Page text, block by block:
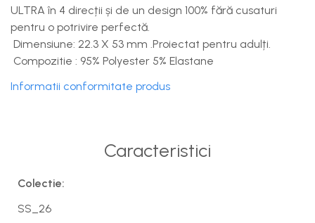
ULTRA în 4 direcții și de un design 100% fără cusaturi
pentru o potrivire perfectă.
Dimensiune: 22.3 X 53 mm .Proiectat pentru adulți.
Compozitie : 95% Polyester 5% Elastane
Informatii conformitate produs
Caracteristici
Colectie:
SS_26